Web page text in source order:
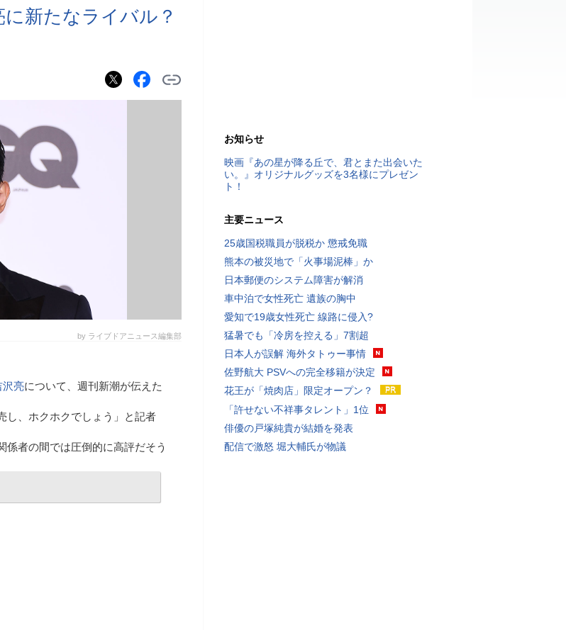
新たなライバル？
by ライブドアニュース編集部
沢亮について、週刊新潮が伝えた
し、ホクホクでしょう」と記者
係者の間では圧倒的に高評だそう
お知らせ
映画『あの星が降る丘で、君とまた出会いた
い。』オリジナルグッズを3名様にプレゼン
ト！
主要ニュース
25歳国税職員が脱税か 懲戒免職
熊本の被災地で「火事場泥棒」か
日本郵便のシステム障害が解消
車中泊で女性死亡 遺族の胸中
愛知で19歳女性死亡 線路に侵入?
猛暑でも「冷房を控える」7割超
日本人が誤解 海外タトゥー事情
佐野航大 PSVへの完全移籍が決定
花王が「焼肉店」限定オープン？
「許せない不祥事タレント」1位
俳優の戸塚純貴が結婚を発表
配信で激怒 堀大輔氏が物議